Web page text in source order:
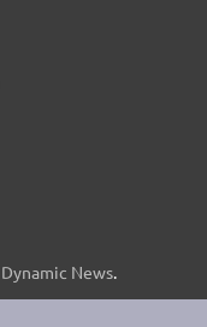
Dynamic News.